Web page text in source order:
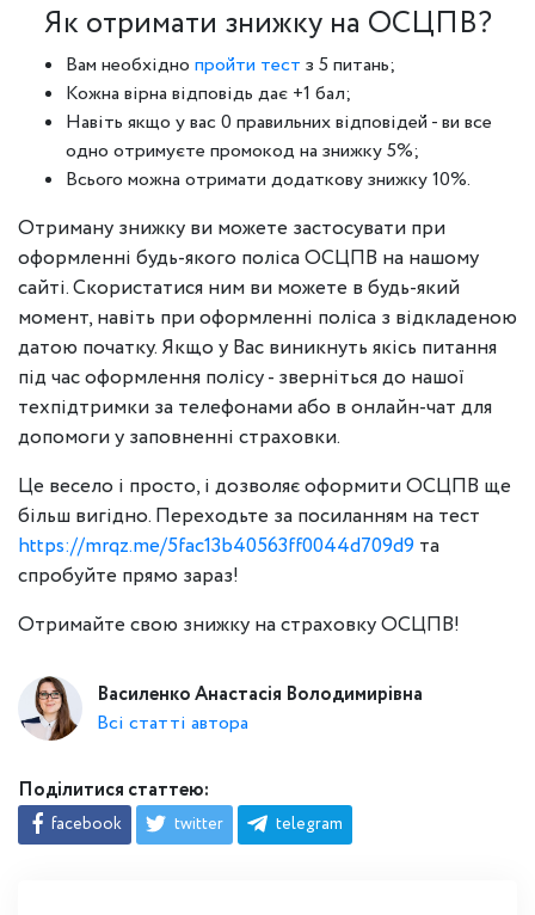
Як отримати знижку на ОСЦПВ?
Вам необхідно пройти тест з 5 питань;
Кожна вірна відповідь дає +1 бал;
Навіть якщо у вас 0 правильних відповідей - ви все
одно отримуєте промокод на знижку 5%;
Всього можна отримати додаткову знижку 10%.
Отриману знижку ви можете застосувати при
оформленні будь-якого поліса ОСЦПВ на нашому
сайті. Скористатися ним ви можете в будь-який
момент, навіть при оформленні поліса з відкладеною
датою початку. Якщо у Вас виникнуть якісь питання
під час оформлення полісу - зверніться до нашої
техпідтримки за телефонами або в онлайн-чат для
допомоги у заповненні страховки.
Це весело і просто, і дозволяє оформити ОСЦПВ ще
більш вигідно. Переходьте за посиланням на тест
https://mrqz.me/5fac13b40563ff0044d709d9 та
спробуйте прямо зараз!
Отримайте свою знижку на страховку ОСЦПВ!
Василенко Анастасія Володимирівна
Всі статті автора
Поділитися статтею:
facebook twitter telegram